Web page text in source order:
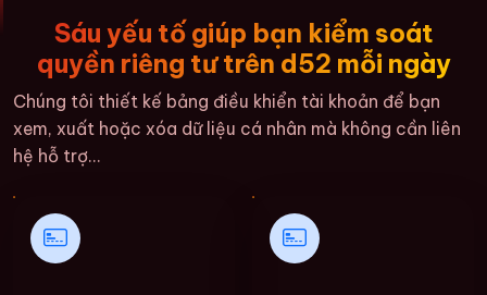
Sáu yếu tố giúp bạn kiểm soát
quyền riêng tư trên d52 mỗi ngày
Chúng tôi thiết kế bảng điều khiển tài khoản để bạn
xem, xuất hoặc xóa dữ liệu cá nhân mà không cần liên
hệ hỗ trợ...